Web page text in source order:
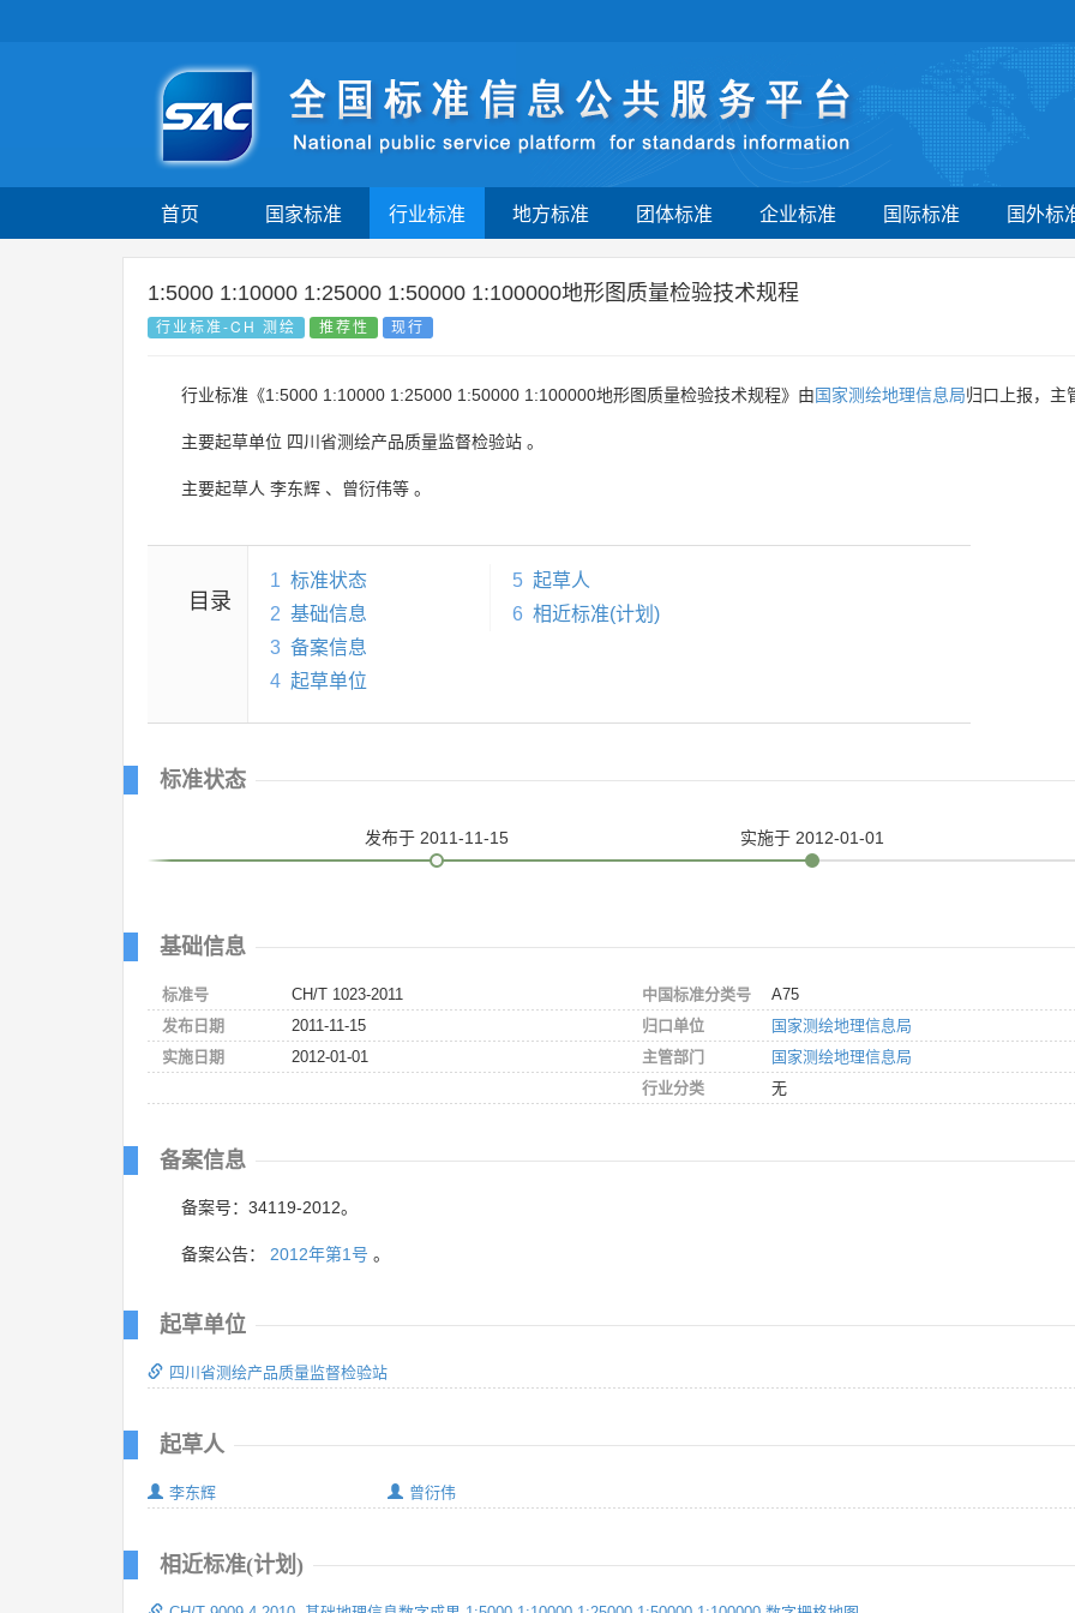
首页 国家标准 行业标准 地方标准 团体标准 企业标准 国际标准 国外标
1:5000 1:10000 1:25000 1:50000 1:100000地形图质量检验技术规程
行业标准-CH 测绘 推荐性 现行
行业标准《1:5000 1:10000 1:25000 1:50000 1:100000地形图质量检验技术规程》由国家测绘地理信息局归口上报，主
主要起草单位 四川省测绘产品质量监督检验站 。
主要起草人 李东辉 、 曾衍伟等 。
目录
1 标准状态
2 基础信息
3 备案信息
4 起草单位
5 起草人
6 相近标准(计划)
标准状态
发布于 2011-11-15 实施于 2012-01-01
基础信息
标准号
CH/T 1023-2011
发布日期
2011-11-15
实施日期
2012-01-01
中国标准分类号
A75
归口单位
国家测绘地理信息局
主管部门
国家测绘地理信息局
行业分类
无
备案信息
备案号：34119-2012。
备案公告： 2012年第1号 。
起草单位
四川省测绘产品质量监督检验站
起草人
李东辉 曾衍伟
相近标准(计划)